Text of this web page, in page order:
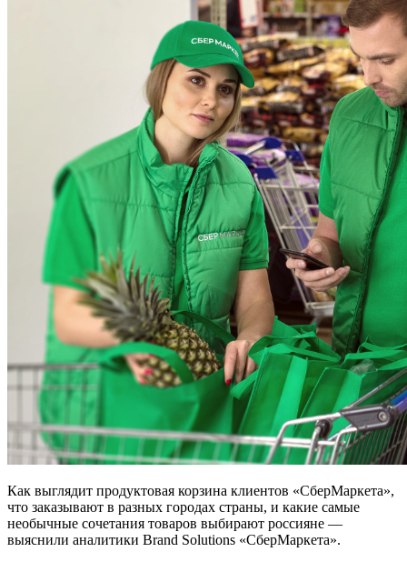
Как выглядит продуктовая корзина клиентов «СберМаркета»,
что заказывают в разных городах страны, и какие самые
необычные сочетания товаров выбирают россияне —
выяснили аналитики Brand Solutions «СберМаркета».